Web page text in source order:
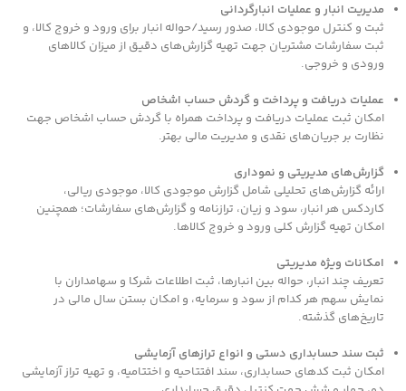
مدیریت انبار و عملیات انبارگردانی
ثبت و کنترل موجودی کالا، صدور رسید/حواله انبار برای ورود و خروج کالا، و
ثبت سفارشات مشتریان جهت تهیه گزارش‌های دقیق از میزان کالاهای
ورودی و خروجی.
عملیات دریافت و پرداخت و گردش حساب اشخاص
امکان ثبت عملیات دریافت و پرداخت همراه با گردش حساب اشخاص جهت
نظارت بر جریان‌های نقدی و مدیریت مالی بهتر.
گزارش‌های مدیریتی و نموداری
ارائه گزارش‌های تحلیلی شامل گزارش موجودی کالا، موجودی ریالی،
کاردکس هر انبار، سود و زیان، ترازنامه و گزارش‌های سفارشات؛ همچنین
امکان تهیه گزارش کلی ورود و خروج کالاها.
امکانات ویژه مدیریتی
تعریف چند انبار، حواله بین انبارها، ثبت اطلاعات شرکا و سهامداران با
نمایش سهم هر کدام از سود و سرمایه، و امکان بستن سال مالی در
تاریخ‌های گذشته.
ثبت سند حسابداری دستی و انواع ترازهای آزمایشی
امکان ثبت کدهای حسابداری، سند افتتاحیه و اختتامیه، و تهیه تراز آزمایشی